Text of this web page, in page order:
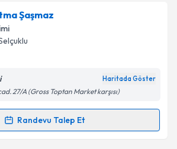
Takvim Talebini Gönder
Kuyucu Çelik
Size bu uzmandan randevu almanız
e-posta ile
işlenmesine ilişkinAydınlatma
Şaşmaz
Haritada Göster
27/A (Gross Toptan Market karşısı)
Randevu Talep Et
Talebi